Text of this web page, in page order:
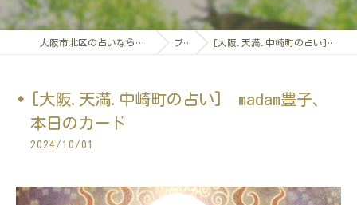
大阪市北区の占いなら「易占元舖かんじんや」 ブログ [大阪.天満.中崎町の占い] madam豊子、本日のカード
[大阪.天満.中崎町の占い] madam豊子、
本日のカード
2024/10/01